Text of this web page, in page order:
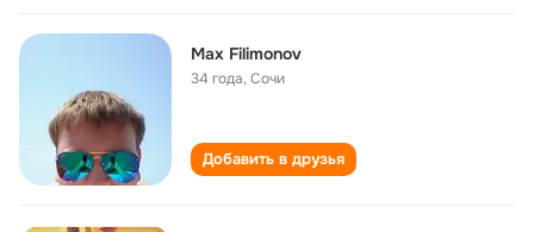
Max Filimonov
34 года,Сочи
Добавить в друзья